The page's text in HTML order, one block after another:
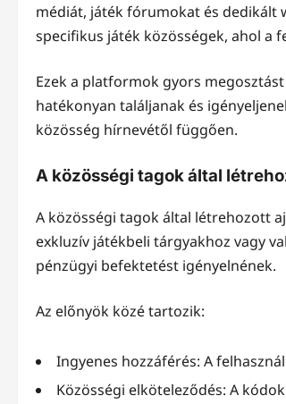
médiát, játék fórumokat és dedikált
specifikus játék közösségek, ahol a
Ezek a platformok gyors
hatékonyan találjanak és
közösség hírnevétől függően.
A közösségi tagok által
A közösségi tagok által létrehozott
exkluzív játékbeli tárgyakhoz vagy
pénzügyi befektetést igényelnének.
Az előnyök közé tartozik:
Ingyenes hozzáférés: A
Közösségi elköteleződés: A